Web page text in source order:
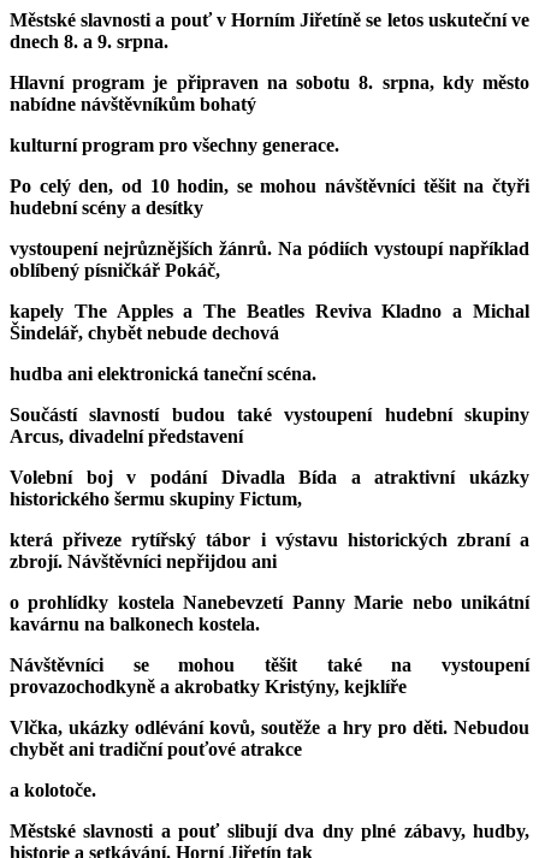
Městské slavnosti a pouť v Horním Jiřetíně se letos uskuteční ve
dnech 8. a 9. srpna.
Hlavní program je připraven na sobotu 8. srpna, kdy město
nabídne návštěvníkům bohatý
kulturní program pro všechny generace.
Po celý den, od 10 hodin, se mohou návštěvníci těšit na čtyři
hudební scény a desítky
vystoupení nejrůznějších žánrů. Na pódiích vystoupí například
oblíbený písničkář Pokáč,
kapely The Apples a The Beatles Reviva Kladno a Michal
Šindelář, chybět nebude dechová
hudba ani elektronická taneční scéna.
Součástí slavností budou také vystoupení hudební skupiny
Arcus, divadelní představení
Volební boj v podání Divadla Bída a atraktivní ukázky
historického šermu skupiny Fictum,
která přiveze rytířský tábor i výstavu historických zbraní a
zbrojí. Návštěvníci nepřijdou ani
o prohlídky kostela Nanebevzetí Panny Marie nebo unikátní
kavárnu na balkonech kostela.
Návštěvníci se mohou těšit také na vystoupení
provazochodkyně a akrobatky Kristýny, kejklíře
Vlčka, ukázky odlévání kovů, soutěže a hry pro děti. Nebudou
chybět ani tradiční pouťové atrakce
a kolotoče.
Městské slavnosti a pouť slibují dva dny plné zábavy, hudby,
historie a setkávání. Horní Jiřetín tak